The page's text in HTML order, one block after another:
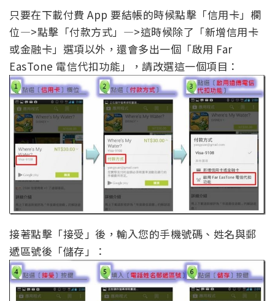
只要在下載付費 App 要結帳的時候點擊「信用卡」欄
位—>點擊「付款方式」—>這時候除了「新增信用卡
或金融卡」選項以外，還會多出一個「啟用 Far
EasTone 電信代扣功能」，請改選這一個項目：
接著點擊「接受」後，輸入您的手機號碼、姓名與郵
遞區號後「儲存」：